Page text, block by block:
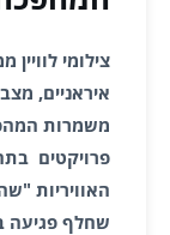
צילומי
איראניים,
פרויקטים
שחלף פגיעה